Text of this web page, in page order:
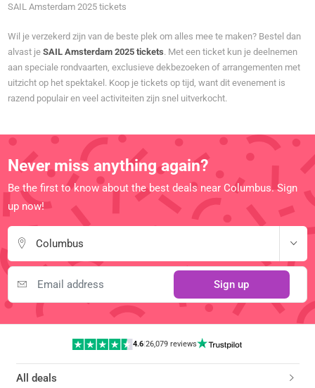
SAIL Amsterdam 2025 tickets
Wil je verzekerd zijn van de beste plek om alles mee te maken? Bestel dan
alvast jeSAIL Amsterdam 2025 tickets. Met een ticket kun je deelnemen
aan speciale rondvaarten, exclusieve dekbezoeken of arrangementen met
uitzicht op het spektakel. Koop je tickets op tijd, want dit evenement is
razend populair en veel activiteiten zijn snel uitverkocht.
Never miss anything again?
Be the first to know about the best deals near Columbus. Sign
up now!
Columbus
Sign up
4.6| 26,079 reviews
All deals